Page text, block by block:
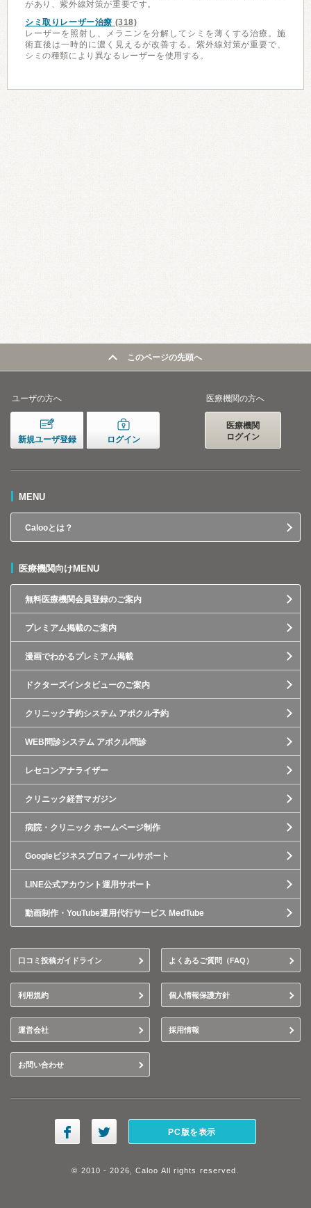
があり、紫外線対策が重要です。
シミ取りレーザー治療 (318)
レーザーを照射し、メラニンを分解してシミを薄くする治療。施
術直後は一時的に濃く見えるが改善する。紫外線対策が重要で、
シミの種類により異なるレーザーを使用する。
このページの先頭へ
ユーザの方へ
新規ユーザ登録 ログイン
医療機関の方へ
医療機関
ログイン
MENU
Calooとは？
医療機関向けMENU
無料医療機関会員登録のご案内
プレミアム掲載のご案内
漫画でわかるプレミアム掲載
ドクターズインタビューのご案内
クリニック予約システム アポクル予約
WEB問診システム アポクル問診
レセコンアナライザー
クリニック経営マガジン
病院・クリニック ホームページ制作
Googleビジネスプロフィールサポート
LINE公式アカウント運用サポート
動画制作・YouTube運用代行サービス MedTube
口コミ投稿ガイドライン よくあるご質問（FAQ）
利用規約 個人情報保護方針
運営会社 採用情報
お問い合わせ
PC版を表示
© 2010 - 2026, Caloo All rights reserved.